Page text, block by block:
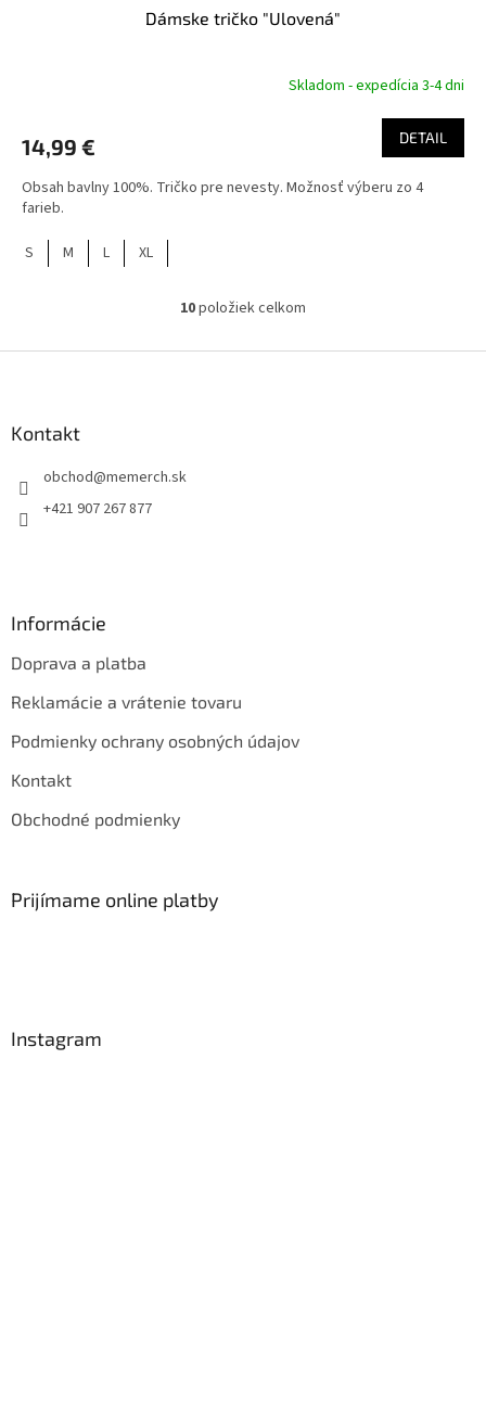
Dámske tričko "Ulovená"
Skladom - expedícia 3-4 dni
14,99 € DETAIL
Obsah bavlny 100%. Tričko pre nevesty. Možnosť výberu zo 4
farieb.
S M L XL
O
l
10položiek celkom
Kontakt
obchod@memerch.sk
+421 907 267 877
Informácie
Doprava a platba
Reklamácie a vrátenie tovaru
Podmienky ochrany osobných údajov
Kontakt
Obchodné podmienky
Prijímame online platby
Instagram